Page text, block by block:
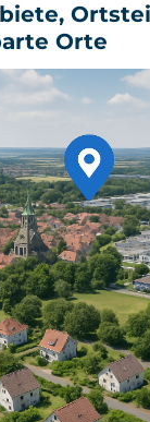
Orte